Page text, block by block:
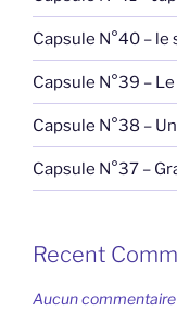
Capsule N°40 – le
Capsule N°39 –
Capsule N°38 –
Capsule N°37 –
Recent
Aucun